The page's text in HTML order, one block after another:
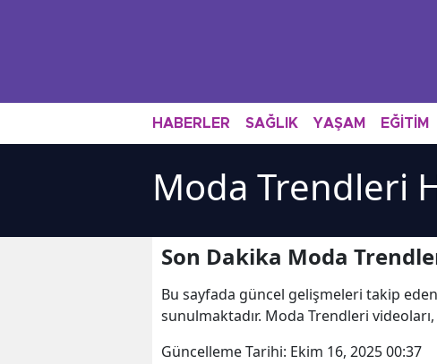
HABERLER SAĞLIK YAŞAM EĞİTİM
Moda Trendleri
Son Dakika Moda
Bu sayfada güncel gelişmeleri takip
sunulmaktadır. Moda Trendleri
Güncelleme Tarihi: Ekim 16, 2025 00:37